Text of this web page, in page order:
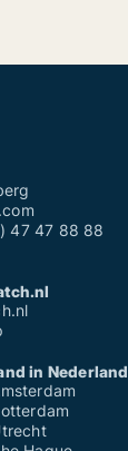
47 47 88 88
in Nederland